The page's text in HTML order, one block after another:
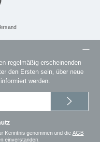
regelmäßig erscheinenden
den Ersten sein, über neue
werden.
Kenntnis genommen und die AGB
einverstanden.